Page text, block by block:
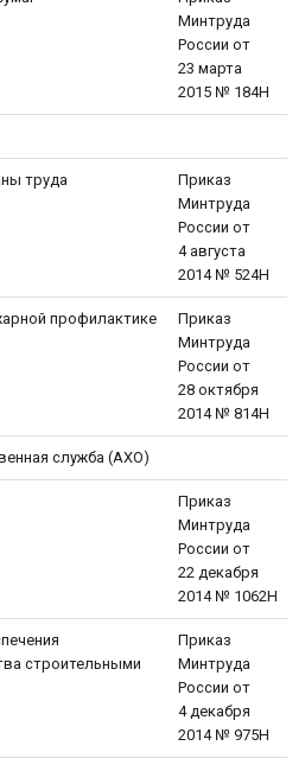
Минтруда
России от
23 марта
2015 № 184Н
труда
Приказ
Минтруда
России от
4 августа
2014 № 524Н
профилактике
Приказ
Минтруда
России от
28 октября
2014 № 814Н
служба (АХО)
Приказ
Минтруда
России от
22 декабря
2014 № 1062Н
строительными
Приказ
Минтруда
России от
4 декабря
2014 № 975Н